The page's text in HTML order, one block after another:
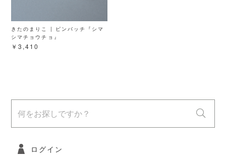
ログイン
きたのまりこ | ピンバッチ『シマ
シマチョウチョ』
￥3,410